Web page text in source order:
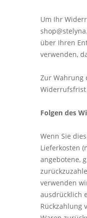
Um Ihr
über Ihren
verwenden,
Zur Wahrung
Folgen des
Wenn Sie
Lieferkosten
angebotene,
verwenden
ausdrücklich
Rückzahlung